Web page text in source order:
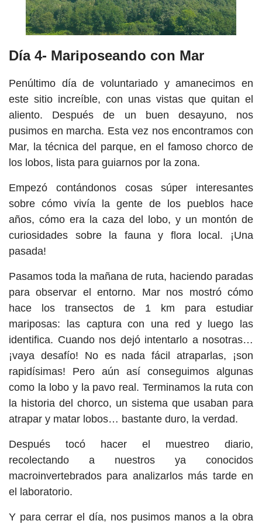
Día 4- Mariposeando con Mar
Penúltimo día de voluntariado y amanecimos en
este sitio increíble, con unas vistas que quitan el
aliento. Después de un buen desayuno, nos
pusimos en marcha. Esta vez nos encontramos con
Mar, la técnica del parque, en el famoso chorco de
los lobos, lista para guiarnos por la zona.
Empezó contándonos cosas súper interesantes
sobre cómo vivía la gente de los pueblos hace
años, cómo era la caza del lobo, y un montón de
curiosidades sobre la fauna y flora local. ¡Una
pasada!
Pasamos toda la mañana de ruta, haciendo paradas
para observar el entorno. Mar nos mostró cómo
hace los transectos de 1 km para estudiar
mariposas: las captura con una red y luego las
identifica. Cuando nos dejó intentarlo a nosotras…
¡vaya desafío! No es nada fácil atraparlas, ¡son
rapidísimas! Pero aún así conseguimos algunas
como la lobo y la pavo real. Terminamos la ruta con
la historia del chorco, un sistema que usaban para
atrapar y matar lobos… bastante duro, la verdad.
Después tocó hacer el muestreo diario,
recolectando a nuestros ya conocidos
macroinvertebrados para analizarlos más tarde en
el laboratorio.
Y para cerrar el día, nos pusimos manos a la obra